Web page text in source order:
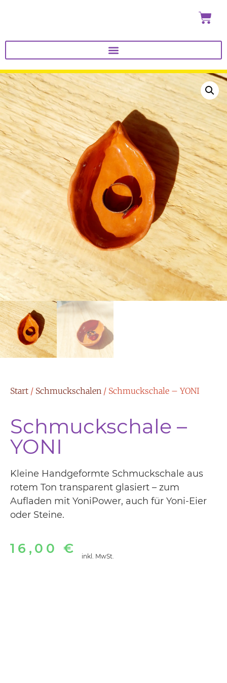
Start / Schmuckschalen / Schmuckschale – YONI
Schmuckschale –
YONI
Kleine Handgeformte Schmuckschale aus
rotem Ton transparent glasiert – zum
Aufladen mit YoniPower, auch für Yoni-Eier
oder Steine.
16,00€ inkl. MwSt.